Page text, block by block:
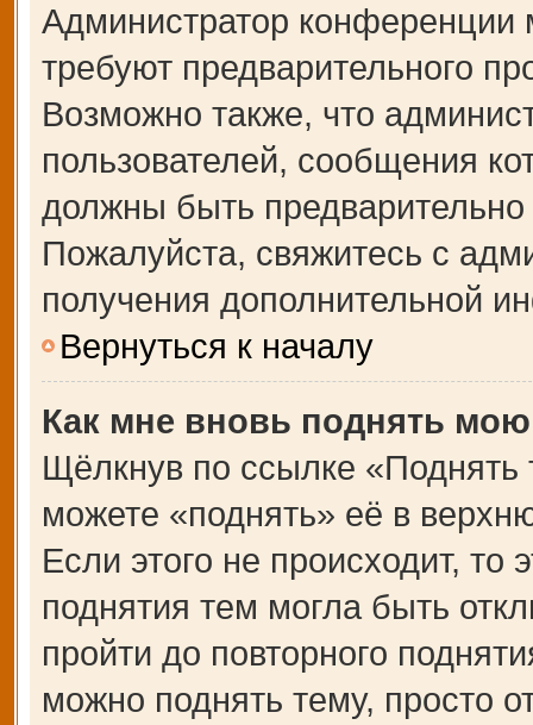
Администратор
требуют предварительного
Возможно также, что
пользователей, сообщения
должны быть
Пожалуйста, свяжитесь с
получения дополнительной
Вернуться к началу
Как мне вновь поднять
Щёлкнув по ссылке
можете «поднять» её в
Если этого не происходит, то
поднятия тем могла быть
пройти до повторного
можно поднять тему, просто